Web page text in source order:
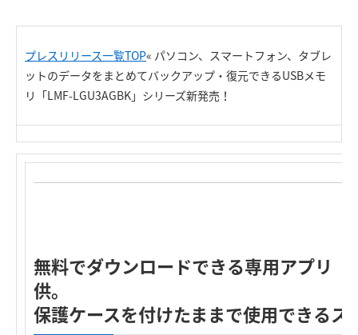
プレスリリース一覧TOP« パソコン、スマートフォン、タブレ
ットのデータをまとめてバックアップ・復元できるUSBメモ
リ「LMF-LGU3AGBK」シリーズ新発売 ！
無料でダウンロードできる専用アプリ
供。
保護ケースを付けたままで使用できるス